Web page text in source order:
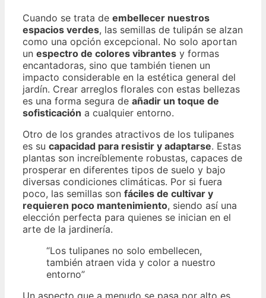
Cuando se trata de embellecer nuestros
espacios verdes, las semillas de tulipán se alzan
como una opción excepcional. No solo aportan
un espectro de colores vibrantes y formas
encantadoras, sino que también tienen un
impacto considerable en la estética general del
jardín. Crear arreglos florales con estas bellezas
es una forma segura de añadir un toque de
sofisticación a cualquier entorno.
Otro de los grandes atractivos de los tulipanes
es su capacidad para resistir y adaptarse. Estas
plantas son increíblemente robustas, capaces de
prosperar en diferentes tipos de suelo y bajo
diversas condiciones climáticas. Por si fuera
poco, las semillas son fáciles de cultivar y
requieren poco mantenimiento, siendo así una
elección perfecta para quienes se inician en el
arte de la jardinería.
“Los tulipanes no solo embellecen,
también atraen vida y color a nuestro
entorno”
Un aspecto que a menudo se pasa por alto es